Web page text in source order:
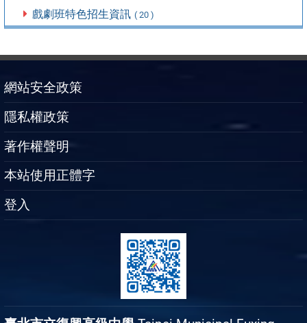
戲劇班特色招生資訊 ( 20 )
網站安全政策
隱私權政策
著作權聲明
本站使用正體字
登入